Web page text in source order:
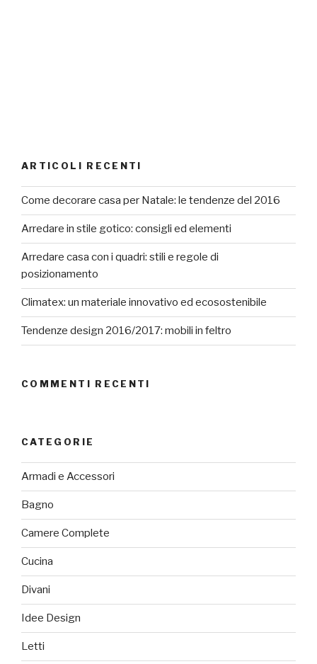
ARTICOLI RECENTI
Come decorare casa per Natale: le tendenze del 2016
Arredare in stile gotico: consigli ed elementi
Arredare casa con i quadri: stili e regole di
posizionamento
Climatex: un materiale innovativo ed ecosostenibile
Tendenze design 2016/2017: mobili in feltro
COMMENTI RECENTI
CATEGORIE
Armadi e Accessori
Bagno
Camere Complete
Cucina
Divani
Idee Design
Letti